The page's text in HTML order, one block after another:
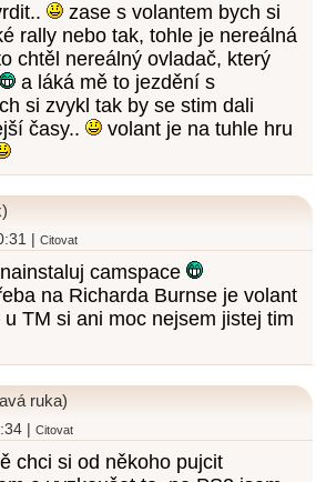
zase s volantem bych si
rally nebo tak, tohle je nereálná
chtěl nereálný ovladač, který
a láká mě to jezdění s
si zvykl tak by se stim dali
časy..
volant je na tuhle hru
|Citovat
camspace
na Richarda Burnse je volant
TM si ani moc nejsem jistej tim
ruka)
| Citovat
chci si od někoho pujcit